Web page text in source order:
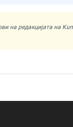
на редакцијата на